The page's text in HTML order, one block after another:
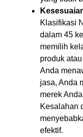
Klasifikasi
dalam 45
memilih
produk
Anda
jasa, Anda
merek
Kesalahan
efektif.